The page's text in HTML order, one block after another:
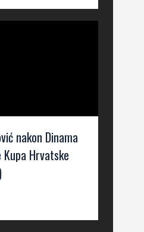
nakon Dinama
Hrvatske